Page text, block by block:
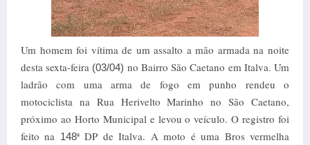
Um homem foi vítima de um assalto a mão armada na noite
desta sexta-feira (03/04) no Bairro São Caetano em Italva. Um
ladrão com uma arma de fogo em punho rendeu o
motociclista na Rua Herivelto Marinho no São Caetano,
próximo ao Horto Municipal e levou o veículo. O registro foi
feito na 148ª DP de Italva. A moto é uma Bros vermelha